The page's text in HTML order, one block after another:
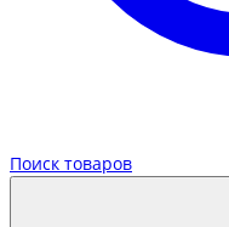
Поиск товаров